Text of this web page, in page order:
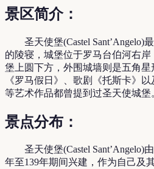
景区简介：
圣天使堡(Castel Sant’Angelo)
的陵寝，城堡位于罗马台伯河右
堡上圆下方，外围城墙则是五角
《罗马假日》、歌剧《托斯卡》
等艺术作品都曾提到过圣天使城堡
景点分布：
圣天使堡(Castel Sant’Angelo)
年至139年期间兴建，作为自己及